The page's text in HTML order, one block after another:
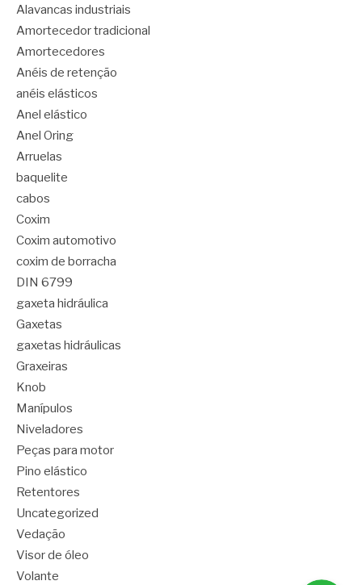
Alavancas industriais
Amortecedor tradicional
Amortecedores
Anéis de retenção
anéis elásticos
Anel elástico
Anel Oring
Arruelas
baquelite
cabos
Coxim
Coxim automotivo
coxim de borracha
DIN 6799
gaxeta hidráulica
Gaxetas
gaxetas hidráulicas
Graxeiras
Knob
Manípulos
Niveladores
Peças para motor
Pino elástico
Retentores
Uncategorized
Vedação
Visor de óleo
Volante